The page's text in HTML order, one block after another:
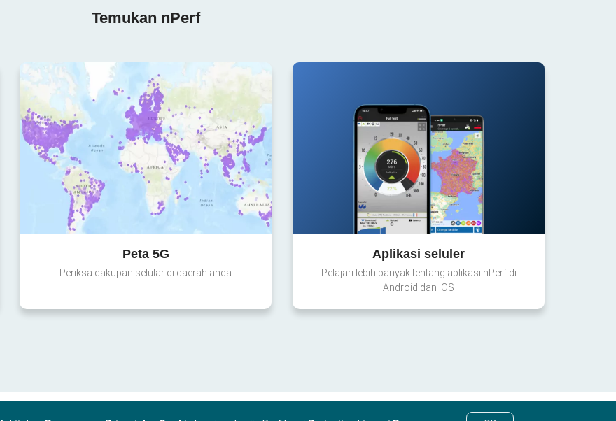
Temukan nPerf
Peta 5G
Periksa cakupan selular di daerah anda
Aplikasi seluler
Pelajari lebih banyak tentang aplikasi nPerf di
Android dan IOS